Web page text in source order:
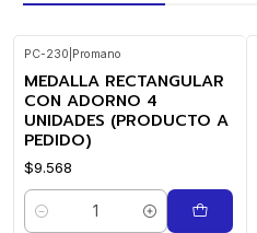
PC-230 Promano
MEDALLA RECTANGULAR
CON ADORNO 4
UNIDADES (PRODUCTO A
PEDIDO)
$9.568
Cantidad